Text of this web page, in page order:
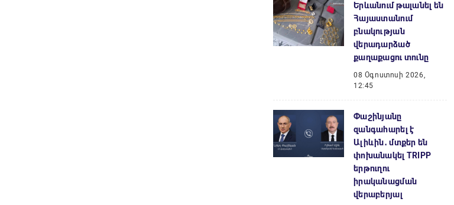
Երևանում թալանել են
Հայաստանում
բնակության
վերադարձած
քաղաքացու տունը
08 Օգոստոսի 2026,
12:45
Փաշինյանը
զանգահարել է
Ալիևին․ մտքեր են
փոխանակել TRIPP
երթուղու
իրականացման
վերաբերյալ